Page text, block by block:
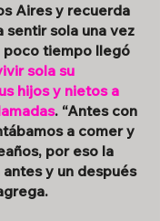
Aires y recuerda
sentir sola una vez
poco tiempo llegó
sola su
hijos y nietos a
. “Antes con
a comer y
por eso la
y un después